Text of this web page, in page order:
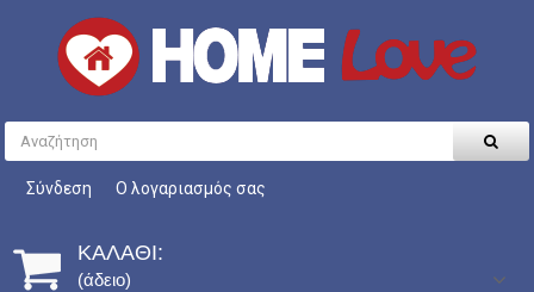
Σύνδεση Ο λογαριασμός σας
ΚΑΛΆΘΙ:
(άδειο)